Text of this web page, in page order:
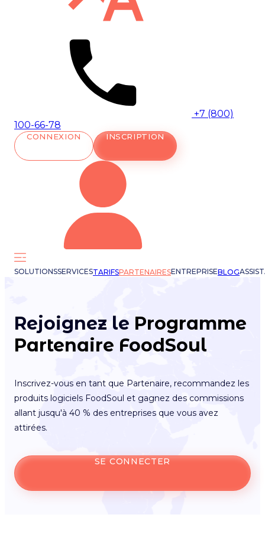
+7 (800)
100-66-78
CONNEXION INSCRIPTION
SOLUTIONSSERVICESTARIFSPARTENAIRESENTREPRISEBLOG
Rejoignez le Programme
Partenaire FoodSoul
Inscrivez-vous en tant que Partenaire, recommandez les
produits logiciels FoodSoul et gagnez des commissions
allant jusqu'à 40 % des entreprises que vous avez
attirées.
SE CONNECTER